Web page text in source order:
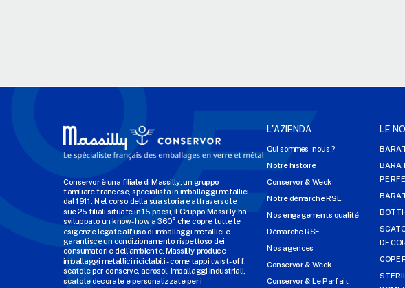
Conservor è una filiale di Massilly, un gruppo
familiare francese, specialista in imballaggi metallici
dal 1911. Nel corso della sua storia e attraverso le
sue 25 filiali situate in 15 paesi, il Gruppo Massilly ha
sviluppato un know-how a 360° che copre tutte le
esigenze legate all'uso di imballaggi metallici e
garantisce un condizionamento rispettoso dei
consumatori e dell'ambiente. Massilly produce
imballaggi metallici riciclabili - come tappi twist-off,
scatole per conserve, aerosol, imballaggi industriali,
scatole decorate e personalizzate per i
L'AZIENDA
Qui sommes-nous ?
Notre histoire
Conservor & Weck
Notre démarche RSE
Nos engagements qualité
Démarche RSE
Nos agences
Conservor & Weck
Conservor & Le Parfait
LE